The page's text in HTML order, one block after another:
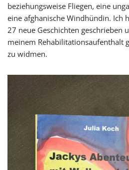
beziehungsweise Fliegen, eine
eine afghanische Windhündin. Ich
27 neue Geschichten geschrieben
meinem Rehabilitationsaufenthalt
zu widmen.